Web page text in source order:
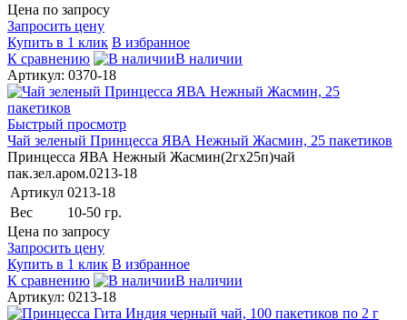
Цена по запросу
Запросить цену
Купить в 1 клик В избранное
К сравнению
В наличии
Артикул: 0370-18
Быстрый просмотр
Чай зеленый Принцесса ЯВА Нежный Жасмин, 25 пакетиков
Принцесса ЯВА Нежный Жасмин(2гх25п)чай
пак.зел.аром.0213-18
Артикул 0213-18
Вес
10-50 гр.
Цена по запросу
Запросить цену
Купить в 1 клик В избранное
К сравнению
В наличии
Артикул: 0213-18